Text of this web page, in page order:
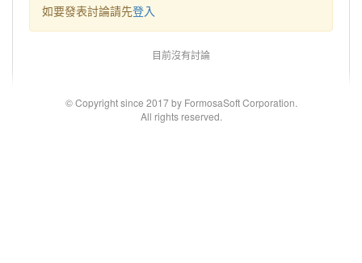
如要發表討論請先登入
目前沒有討論
© Copyright since 2017 by FormosaSoft Corporation.
All rights reserved.